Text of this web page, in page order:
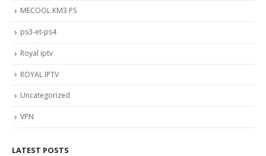
MECOOL KM3 PS
ps3-et-ps4
Royal iptv
ROYAL IPTV
Uncategorized
VPN
LATEST POSTS